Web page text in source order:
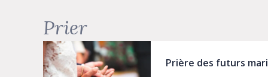
Prier
Prière des futurs